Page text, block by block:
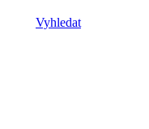
Vyhledat